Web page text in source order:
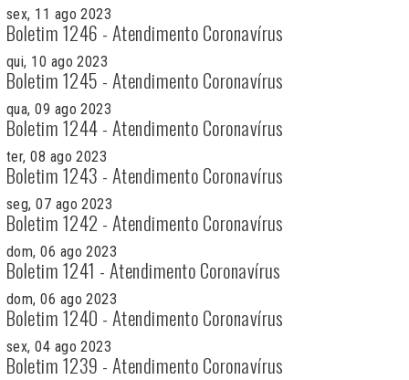
sex, 11 ago 2023
Boletim 1246 - Atendimento Coronavírus
qui, 10 ago 2023
Boletim 1245 - Atendimento Coronavírus
qua, 09 ago 2023
Boletim 1244 - Atendimento Coronavírus
ter, 08 ago 2023
Boletim 1243 - Atendimento Coronavírus
seg, 07 ago 2023
Boletim 1242 - Atendimento Coronavírus
dom, 06 ago 2023
Boletim 1241 - Atendimento Coronavírus
dom, 06 ago 2023
Boletim 1240 - Atendimento Coronavírus
sex, 04 ago 2023
Boletim 1239 - Atendimento Coronavírus